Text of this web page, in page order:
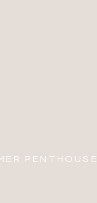
PENTHOUSE